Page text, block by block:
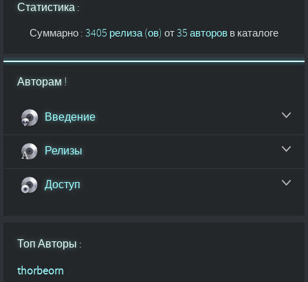
Статистика :
Суммарно : 3405 релиза (ов) от35 авторов в каталоге
Авторам !
Введение
Релизы
Доступ
Топ Авторы :
thorbeorn